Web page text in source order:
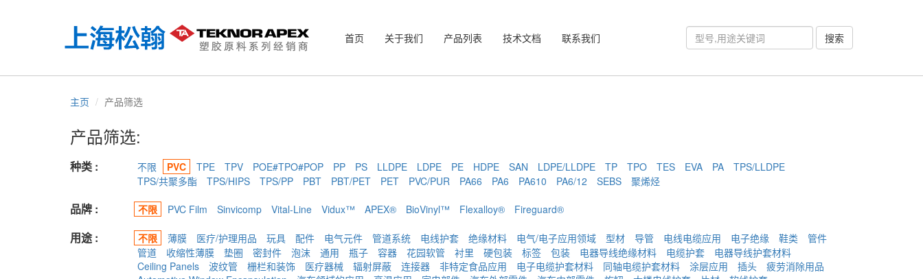
首页 关于我们 产品列表 技术文档 联系我们 搜索
主页 产品筛选
产品筛选:
种类 : 不限 PVC TPE TPV POE#TPO#POP PP PS LLDPE LDPE PE HDPE SAN LDPE/LLDPE TP TPO TES EVA PA
TPS/LLDPE
TPS/共聚多酯
TPS/HIPS TPS/PP PBT PBT/PET PET PVC/PUR PA66 PA6 PA610 PA6/12 SEBS 聚烯烃
品牌 : 不限 PVC Film Sinvicomp Vital-Line Vidux™ APEX® BioVinyl™ Flexalloy® Fireguard®
用途 : 不限 薄膜 医疗/护理用品 玩具 配件 电气元件 管道系统 电线护套 绝缘材料 电气/电子应用领域 型材 导管 电线电缆应用 电子绝缘 鞋类
管件
管道
收缩性薄膜 垫圈 密封件 泡沫 通用 瓶子 容器 花园软管 衬里 硬包装 标签 包装 电器导线绝缘材料 电缆护套
电器导线护套材料
Ceiling Panels
波纹管 栅栏和装饰 医疗器械 辐射屏蔽 连接器 非特定食品应用 电子电缆护套材料 同轴电缆护套材料 涂层应用 插头
疲劳消除用品